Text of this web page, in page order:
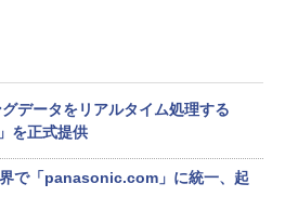
データをリアルタイム処理する
を正式提供
で「panasonic.com」に統一、起